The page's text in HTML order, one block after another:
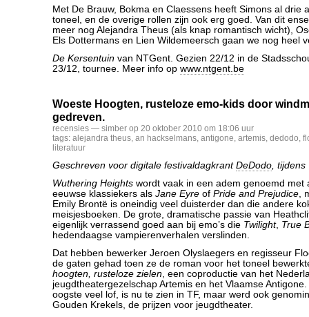
Met De Brauw, Bokma en Claessens heeft Simons al drie
toneel, en de overige rollen zijn ook erg goed. Van dit
meer nog Alejandra Theus (als knap romantisch wicht),
Els Dottermans en Lien Wildemeersch gaan we nog heel
De Kersentuin van NTGent. Gezien 22/12 in de
23/12, tournee. Meer info op www.ntgent.be
Woeste Hoogten, rusteloze emo-kids door
gedreven.
recensies — simber op 20 oktober 2010 om 18:06 uur
tags: alejandra theus, an hackselmans, antigone, artemis, dedodo,
literatuur
Geschreven voor digitale festivaldagkrant DeDodo, tijdens
Wuthering Heights wordt vaak in een adem genoemd met
eeuwse klassiekers als Jane Eyre of Pride and Prejudice,
Emily Brontë is oneindig veel duisterder dan die andere
meisjesboeken. De grote, dramatische passie van
eigenlijk verrassend goed aan bij emo’s die Twilight, True
hedendaagse vampierenverhalen verslinden.
Dat hebben bewerker Jeroen Olyslaegers en regisseur
de gaten gehad toen ze de roman voor het toneel
hoogten, rusteloze zielen, een coproductie van het
jeugdtheatergezelschap Artemis en het Vlaamse
oogste veel lof, is nu te zien in TF, maar werd ook
Gouden Krekels, de prijzen voor jeugdtheater.